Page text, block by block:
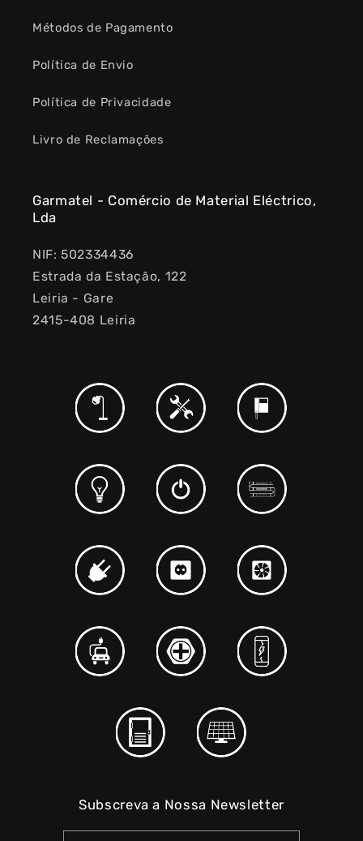
Métodos de Pagamento
Política de Envio
Política de Privacidade
Livro de Reclamações
Garmatel - Comércio de Material Eléctrico,
Lda
NIF: 502334436
Estrada da Estação, 122
Leiria - Gare
2415-408 Leiria
Subscreva a Nossa Newsletter